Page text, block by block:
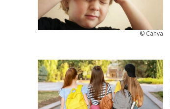
© Canva